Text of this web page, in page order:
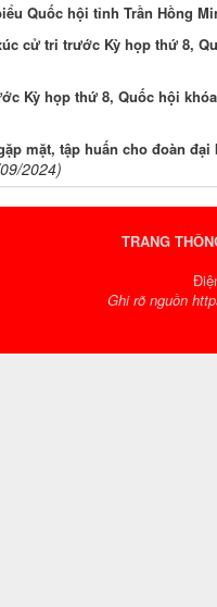
Quốc hội tỉnh Trần Hồng
cử tri trước Kỳ họp thứ 8,
Kỳ họp thứ 8, Quốc hội
mặt, tập huấn cho đoàn
2024)
TRANG
Ghi rõ nguồn